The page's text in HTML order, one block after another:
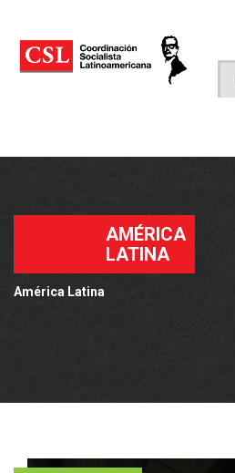
AMÉRICA
LATINA
América Latina